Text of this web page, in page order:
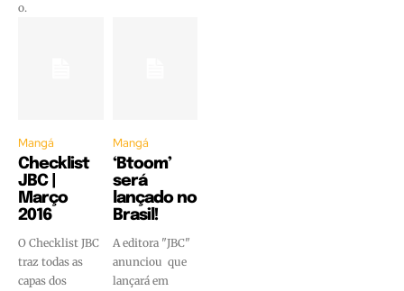
o.
Mangá
Checklist
JBC |
Março
2016
O Checklist JBC
traz todas as
capas dos
Mangá
‘Btoom’
será
lançado no
Brasil!
A editora "JBC"
anunciou que
lançará em